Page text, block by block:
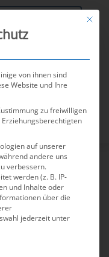
Mit
von ihnen sind
Website und Ihre
zu freiwilligen
auf unserer
andere uns
verbessern.
werden (z. B. IP-
und Inhalte oder
über die
jederzeit unter
Gruppen, für die